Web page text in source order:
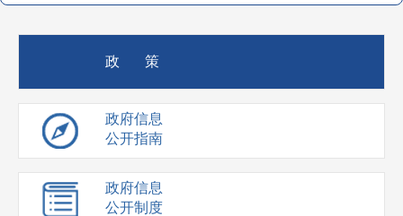
政 策
政府信息
公开指南
政府信息
公开制度